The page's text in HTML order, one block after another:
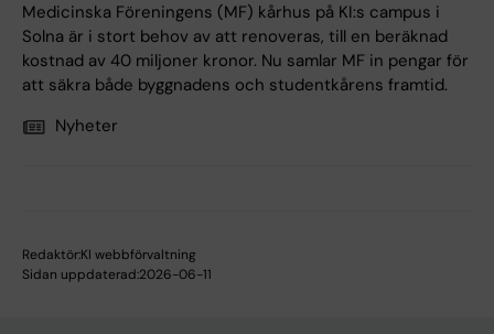
Medicinska Föreningens (MF) kårhus på KI:s campus i
Solna är i stort behov av att renoveras, till en beräknad
kostnad av 40 miljoner kronor. Nu samlar MF in pengar för
att säkra både byggnadens och studentkårens framtid.
Nyheter
Redaktör:KI webbförvaltning
Sidan uppdaterad:2026-06-11